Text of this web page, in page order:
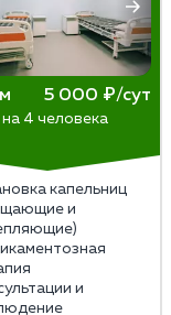
к их
этики в
научные
к личности
5 000 ₽/сут
на 4 человека
капельниц
и
и